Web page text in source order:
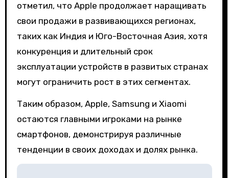
отметил, что Apple продолжает наращивать
свои продажи в развивающихся регионах,
таких как Индия и Юго-Восточная Азия, хотя
конкуренция и длительный срок
эксплуатации устройств в развитых странах
могут ограничить рост в этих сегментах.
Таким образом, Apple, Samsung и Xiaomi
остаются главными игроками на рынке
смартфонов, демонстрируя различные
тенденции в своих доходах и долях рынка.